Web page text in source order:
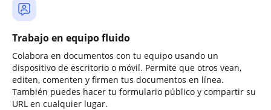
Trabajo en equipo fluido
Colabora en documentos con tu equipo usando un
dispositivo de escritorio o móvil. Permite que otros vean,
editen, comenten y firmen tus documentos en línea.
También puedes hacer tu formulario público y compartir su
URL en cualquier lugar.